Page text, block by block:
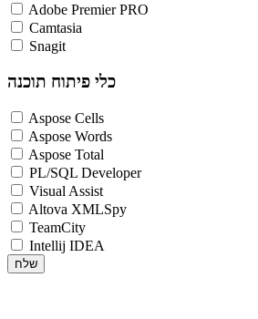
Adobe Premier PRO
Camtasia
Snagit
כלי פיתוח תוכנה
Aspose Cells
Aspose Words
Aspose Total
PL/SQL Developer
Visual Assist
Altova XMLSpy
TeamCity
Intellij IDEA